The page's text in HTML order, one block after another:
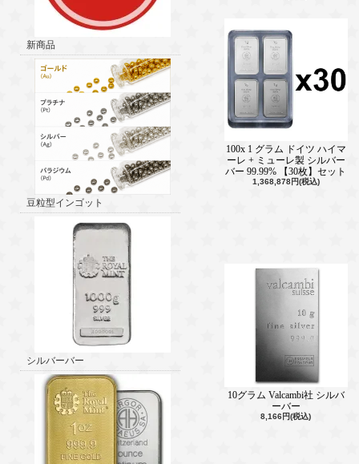
新商品
豆粒型インゴット
シルバーバー
100x 1 グラム ドイツ ハイマ
ーレ + ミューレ製 シルバー
バー 99.99% 【30枚】セット
1,368,878円(税込)
10グラム Valcambi社 シルバ
ーバー
8,166円(税込)